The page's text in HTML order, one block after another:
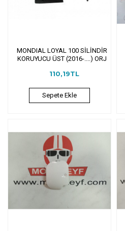
MONDIAL LOYAL 100 SİLİNDİR
KORUYUCU ÜST (2016-....) ORJ
110,19TL
Sepete Ekle